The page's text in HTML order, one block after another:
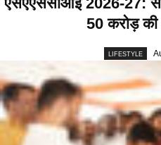
50 करोड़ की
LIFESTYLE